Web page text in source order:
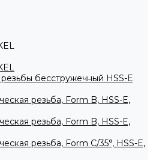
бесстружечный HSS-Е
резьба, Form B, HSS-E,
резьба, Form B, HSS-E,
резьба, Form С/35°, HSS-E,